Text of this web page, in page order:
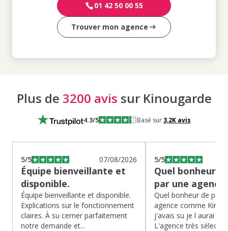
01 42 50 00 55
Trouver mon agence
Plus de 3200 avis sur Kinougarde
4.3/5 Basé sur 3,2Kavis
5/5 07/08/2026
Équipe bienveillante et
disponible.
Équipe bienveillante et disponible.
Explications sur le fonctionnement
claires. À su cerner parfaitement
notre demande et...
5/5
Quel bonheur
par une
Quel bonheur de
agence comme
j'avais su je l aurai
L'agence très